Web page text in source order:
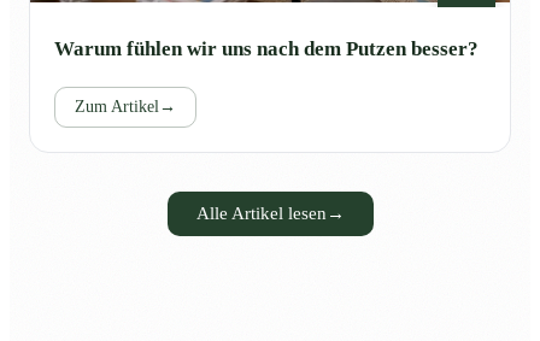
Warum fühlen wir uns nach dem Putzen besser?
Zum Artikel→
Alle Artikel lesen →